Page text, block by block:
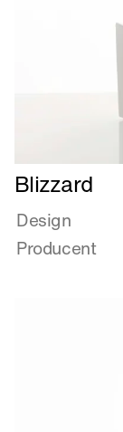
Læs
mere
om
Blizzard
Blizzard
Design
Producent